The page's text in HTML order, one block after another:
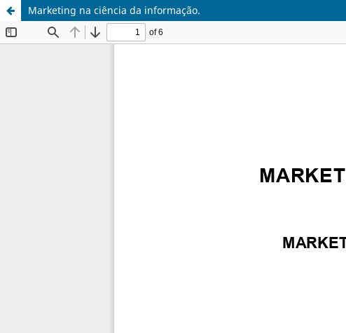
Marketing na ciência da informação.